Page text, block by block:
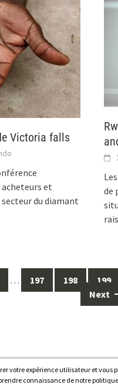
Victoria falls
et
du diamant
de
… 197 198 199
Next
continent en continu.
votre expérience utilisateur et vous
connaissance de notre politique